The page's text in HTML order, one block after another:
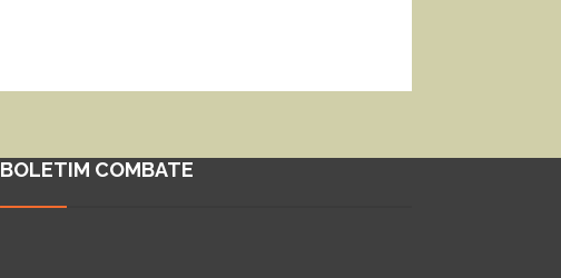
BOLETIM COMBATE